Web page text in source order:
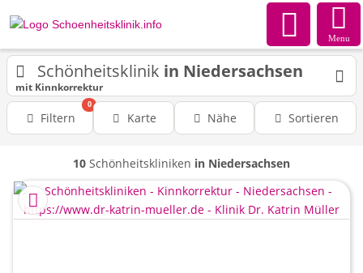
Menu
Schönheitsklinik in Niedersachsen
mit Kinnkorrektur
Filtern
0
Karte Nähe Sortieren
10 Schönheitskliniken in Niedersachsen